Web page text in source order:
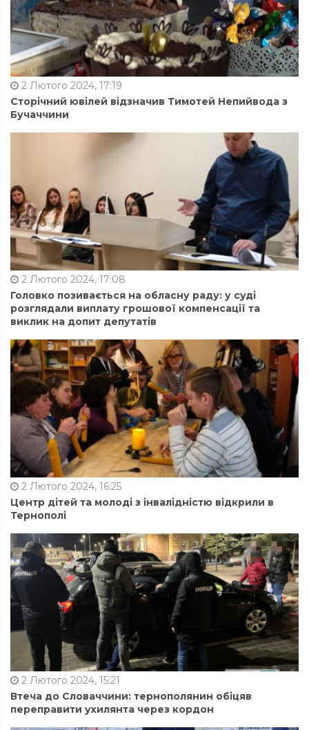
2 Лютого 2024, 17:19
Сторічний ювілей відзначив Тимотей Непийвода з
Бучаччини
2 Лютого 2024, 17:08
Головко позивається на обласну раду: у суді
розглядали виплату грошової компенсації та
виклик на допит депутатів
2 Лютого 2024, 16:25
Центр дітей та молоді з інвалідністю відкрили в
Тернополі
2 Лютого 2024, 15:21
Втеча до Словаччини: тернополянин обіцяв
переправити ухилянта через кордон